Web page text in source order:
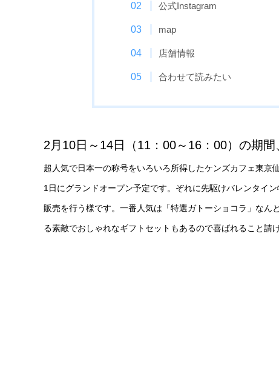
公式Instagram
map
店舗情報
合わせて読みたい
2月10日～14日（11：00～16：00）の期
超人気で日本一の称号をいろいろ所得したケンズカフェ東
1日にグランドオープン予定です。ぞれに先駆けバレンタイ
販売を行う様です。一番人気は「特選ガトーショコラ」な
る素敵でおしゃれなギフトセットもあるので喜ばれること請